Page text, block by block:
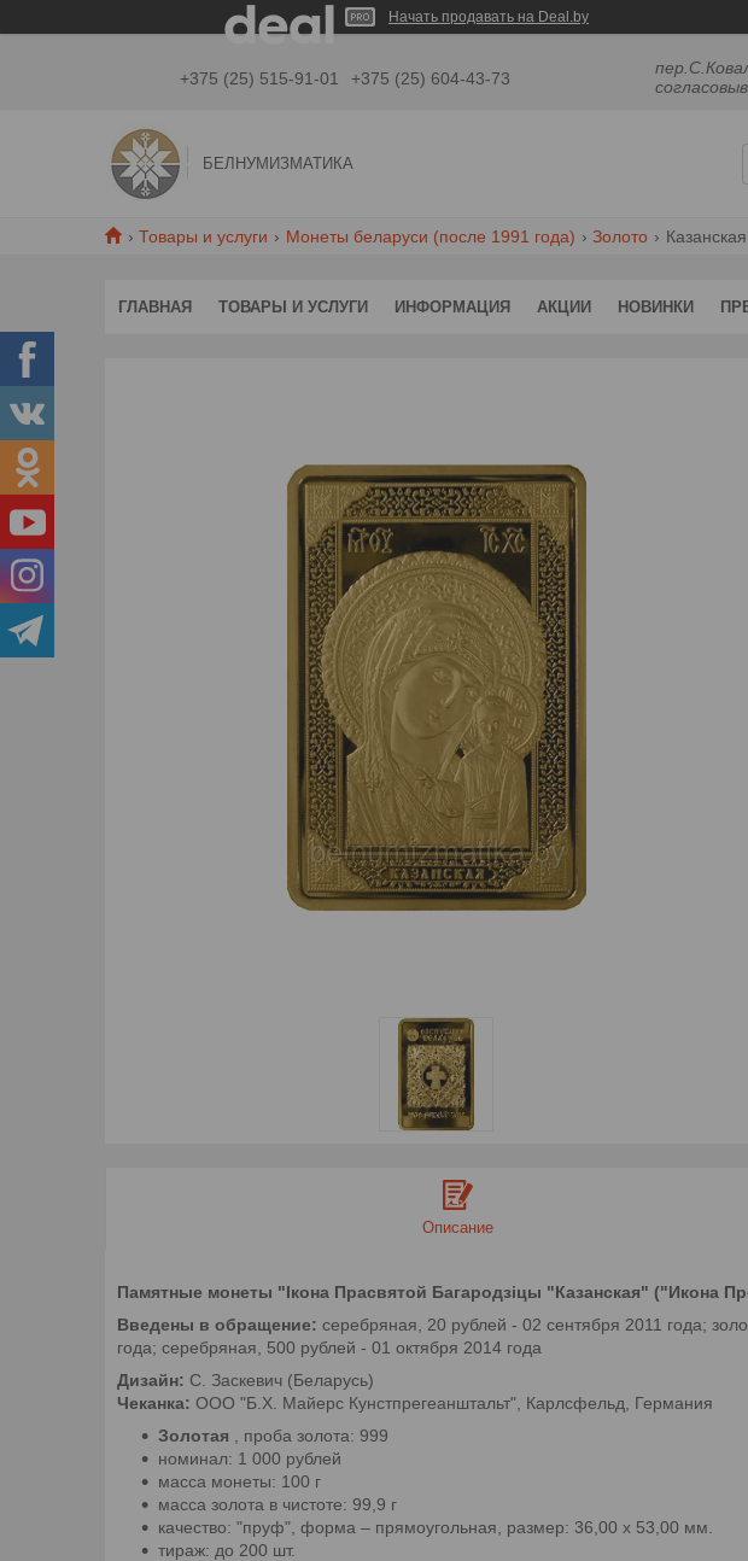
Начать продавать на Deal.by
+375 (25) 515-91-01 +375 (25) 604-43-73
БЕЛНУМИЗМАТИКА
Товары и услуги Монеты беларуси (после 1991 года) Золото
ГЛАВНАЯ ТОВАРЫ И УСЛУГИ ИНФОРМАЦИЯ АКЦИИ НОВИНКИ
Описание
Памятные монеты "Ікона Прасвятой Багародзіцы "Казанская" ("Икона
Введены в обращение: серебряная, 20 рублей - 02 сентября 2011 года;
года; серебряная, 500 рублей - 01 октября 2014 года
Дизайн: С. Заскевич (Беларусь)
Чеканка: ООО "Б.Х. Майерс Кунстпрегеанштальт", Карлсфельд, Германия
Золотая , проба золота: 999
номинал: 1 000 рублей
масса монеты: 100 г
масса золота в чистоте: 99,9 г
качество: "пруф", форма – прямоугольная, размер: 36,00 х 53,00 мм.
тираж: до 200 шт.